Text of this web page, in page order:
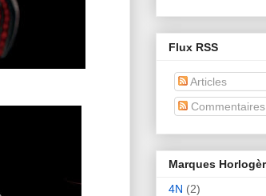
Flux RSS
Articles
Commentaires
Marques
4N (2)